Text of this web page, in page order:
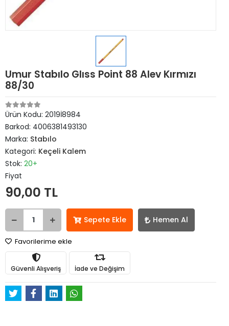
Umur Stabılo Glıss Point 88 Alev Kırmızı
88/30
Ürün Kodu: 2019İ8984
Barkod: 4006381493130
Marka: Stabılo
Kategori: Keçeli Kalem
Stok: 20+
Fiyat
90,00 TL
Sepete Ekle Hemen Al
Favorilerime ekle
Güvenli Alışveriş İade ve Değişim